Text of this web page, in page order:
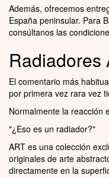
Además, ofrecemos
España peninsular. Para
consúltanos las
Radiadores
El comentario más
por primera vez rara vez
Normalmente la reacción
"¿Eso es un radiador?"
ART es una colección
originales de arte
directamente en la